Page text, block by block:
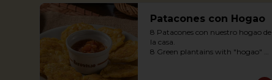
Patacones con Hogao
8 Patacones con nuestro hogao de
la casa.
8 Green plantains with "hogao"